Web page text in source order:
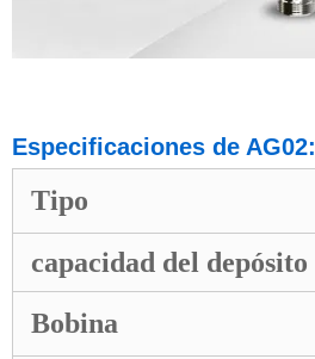
Especificaciones de AG02:
Tipo
capacidad del depósito
Bobina